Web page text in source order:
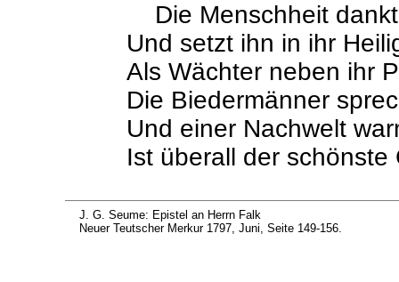
Die Menschheit
Und setzt ihn in ihr
Als Wächter neben ihr
Die Biedermänner
Und einer Nachwelt
Ist überall der schönste
J. G. Seume: Epistel an Herrn Falk
Neuer Teutscher Merkur 1797, Juni, Seite 149-156.